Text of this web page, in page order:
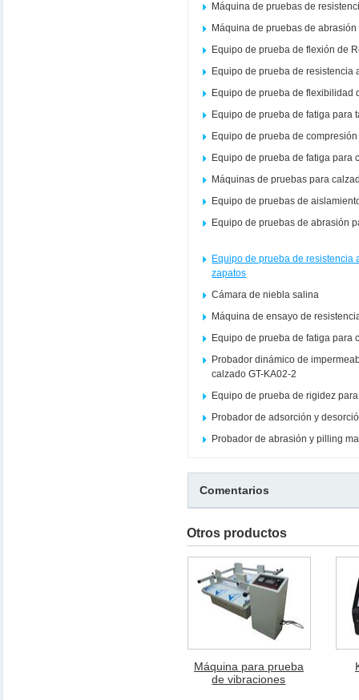
Máquina de pruebas de
Máquina de pruebas de
Equipo de prueba de flexión de
Equipo de prueba de resistencia
Equipo de prueba de flexibilidad
Equipo de prueba de fatiga para
Equipo de prueba de
Equipo de prueba de fatiga para
Máquinas de pruebas para
Equipo de pruebas de
Equipo de pruebas de abrasión
Equipo de prueba de resistencia
zapatos
Cámara de niebla salina
Máquina de ensayo de
Equipo de prueba de fatiga para
Probador dinámico de
calzado GT-KA02-2
Equipo de prueba de rigidez
Probador de adsorción y
Probador de abrasión y pilling
Comentarios
Otros productos
Máquina para prueba
de vibraciones